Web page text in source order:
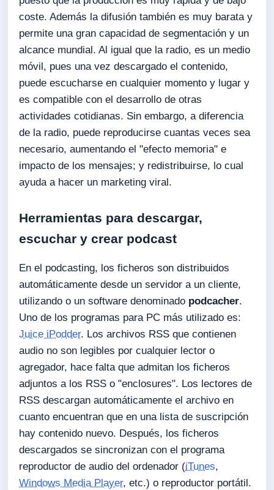
coste. Además la difusión también es muy barata y
permite una gran capacidad de segmentación y un
alcance mundial. Al igual que la radio, es un medio
móvil, pues una vez descargado el contenido,
puede escucharse en cualquier momento y lugar y
es compatible con el desarrollo de otras
actividades cotidianas. Sin embargo, a diferencia
de la radio, puede reproducirse cuantas veces sea
necesario, aumentando el "efecto memoria" e
impacto de los mensajes; y redistribuirse, lo cual
ayuda a hacer un marketing viral.
Herramientas para descargar,
escuchar y crear podcast
En el podcasting, los ficheros son distribuidos
automáticamente desde un servidor a un cliente,
utilizando o un software denominado podcacher.
Uno de los programas para PC más utilizado es:
Juice iPodder. Los archivos RSS que contienen
audio no son legibles por cualquier lector o
agregador, hace falta que admitan los ficheros
adjuntos a los RSS o "enclosures". Los lectores de
RSS descargan automáticamente el archivo en
cuanto encuentran que en una lista de suscripción
hay contenido nuevo. Después, los ficheros
descargados se sincronizan con el programa
reproductor de audio del ordenador (iTunes,
Windows Media Player, etc.) o reproductor portátil.